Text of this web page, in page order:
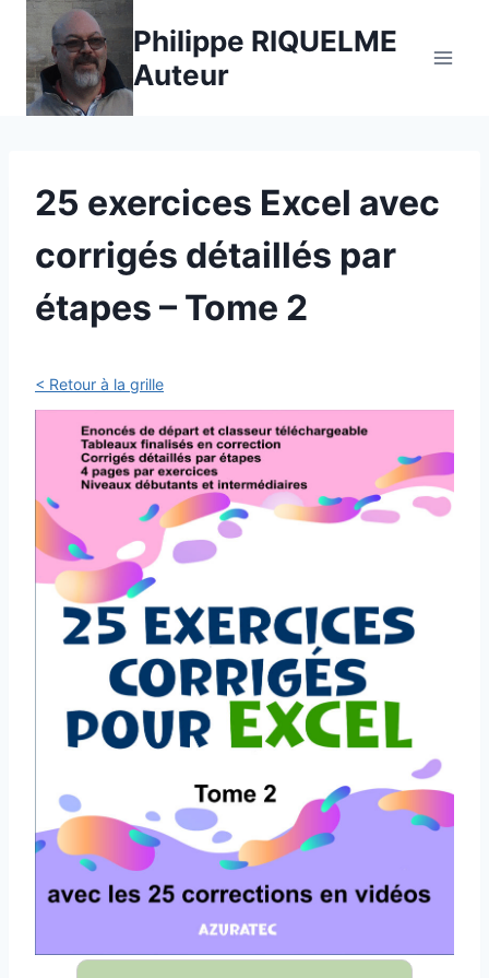
Philippe RIQUELME
Auteur
25 exercices Excel avec
corrigés détaillés par
étapes – Tome 2
< Retour à la grille